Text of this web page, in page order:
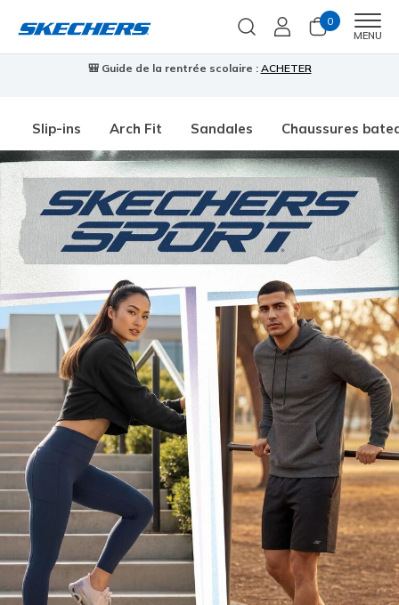
0
MENU
🎒 Guide de la rentrée scolaire : ACHETER
Slip-ins Arch Fit Sandales Chaussures